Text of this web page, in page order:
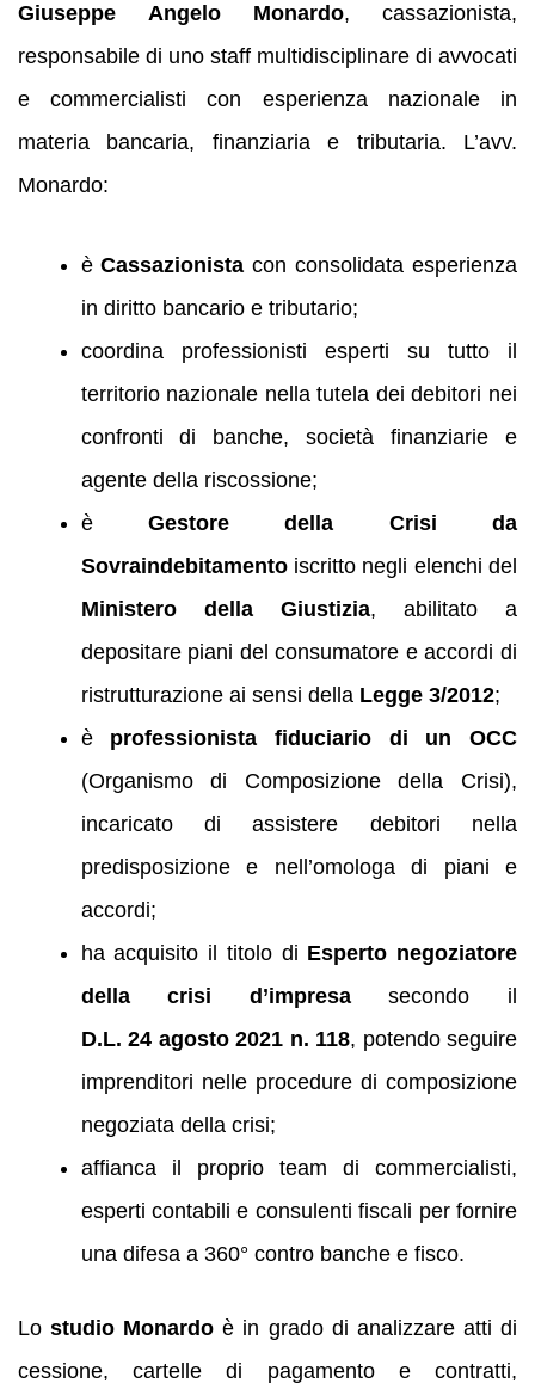
Giuseppe Angelo Monardo, cassazionista,
responsabile di uno staff multidisciplinare di avvocati
e commercialisti con esperienza nazionale in
materia bancaria, finanziaria e tributaria. L’avv.
Monardo:
èCassazionista con consolidata esperienza
in diritto bancario e tributario;
coordina professionisti esperti su tutto il
territorio nazionale nella tutela dei debitori nei
confronti di banche, società finanziarie e
agente della riscossione;
è Gestore della Crisi da
Sovraindebitamentoiscritto negli elenchi del
Ministero della Giustizia, abilitato a
depositare piani del consumatore e accordi di
ristrutturazione ai sensi della Legge 3/2012;
è professionista fiduciario di un OCC
(Organismo di Composizione della Crisi),
incaricato di assistere debitori nella
predisposizione e nell’omologa di piani e
accordi;
ha acquisito il titolo di Esperto negoziatore
della crisi d’impresasecondo il
D.L. 24 agosto 2021 n. 118, potendo seguire
imprenditori nelle procedure di composizione
negoziata della crisi;
affianca il proprio team di commercialisti,
esperti contabili e consulenti fiscali per fornire
una difesa a 360° contro banche e fisco.
Lostudio Monardo è in grado di analizzare atti di
cessione, cartelle di pagamento e contratti,